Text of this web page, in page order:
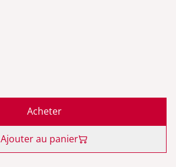
Acheter
Ajouter au panier